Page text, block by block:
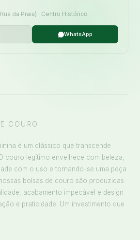
da Praia) · Centro Histórico
WhatsApp
COURO
é um clássico que transcende
couro legítimo envelhece com beleza,
com o uso e tornando-se uma peça
bolsas de couro são produzidas
acabamento impecável e design
e praticidade. Um investimento que